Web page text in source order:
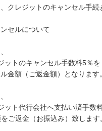
クレジットのキャンセル手続
セルについて
ットのキャンセル手数料5％を
金額（ご返金額）となります。
ット代行会社へ支払い済手数
ご返金（お振込み）致します